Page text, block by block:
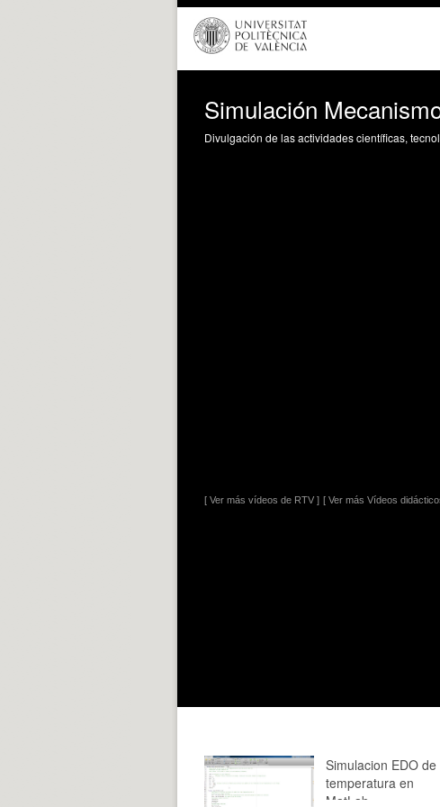
Simulación
Divulgación de las actividades científicas,
[ Ver más vídeos de RTV ] [ Ver más Vídeos
Simulacion EDO de
temperatura en
MatLab